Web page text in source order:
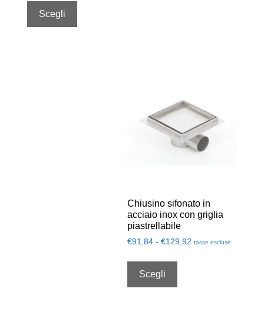
Scegli
Chiusino sifonato in
acciaio inox con griglia
piastrellabile
€91,84 - €129,92 tasse escluse
Scegli